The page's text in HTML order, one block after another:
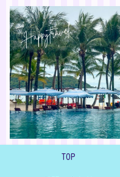
TOP